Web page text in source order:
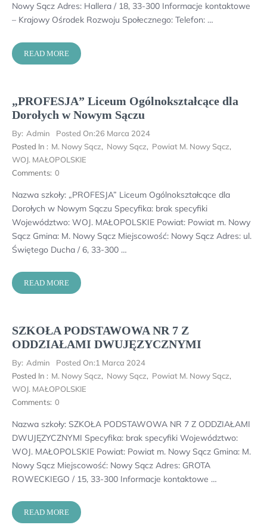
Nowy Sącz Adres: Hallera / 18, 33-300 Informacje kontaktowe
– Krajowy Ośrodek Rozwoju Społecznego: Telefon: …
READ MORE
„PROFESJA” Liceum Ogólnokształcące dla
Dorołych w Nowym Sączu
By: Admin Posted On:26 Marca 2024
Posted In : M. Nowy Sącz, Nowy Sącz, Powiat M. Nowy Sącz,
WOJ. MAŁOPOLSKIE
Comments: 0
Nazwa szkoły: „PROFESJA” Liceum Ogólnokształcące dla
Dorołych w Nowym Sączu Specyfika: brak specyfiki
Województwo: WOJ. MAŁOPOLSKIE Powiat: Powiat m. Nowy
Sącz Gmina: M. Nowy Sącz Miejscowość: Nowy Sącz Adres: ul.
Świętego Ducha / 6, 33-300 …
READ MORE
SZKOŁA PODSTAWOWA NR 7 Z
ODDZIAŁAMI DWUJĘZYCZNYMI
By: Admin Posted On:1 Marca 2024
Posted In : M. Nowy Sącz, Nowy Sącz, Powiat M. Nowy Sącz,
WOJ. MAŁOPOLSKIE
Comments: 0
Nazwa szkoły: SZKOŁA PODSTAWOWA NR 7 Z ODDZIAŁAMI
DWUJĘZYCZNYMI Specyfika: brak specyfiki Województwo:
WOJ. MAŁOPOLSKIE Powiat: Powiat m. Nowy Sącz Gmina: M.
Nowy Sącz Miejscowość: Nowy Sącz Adres: GROTA
ROWECKIEGO / 15, 33-300 Informacje kontaktowe …
READ MORE